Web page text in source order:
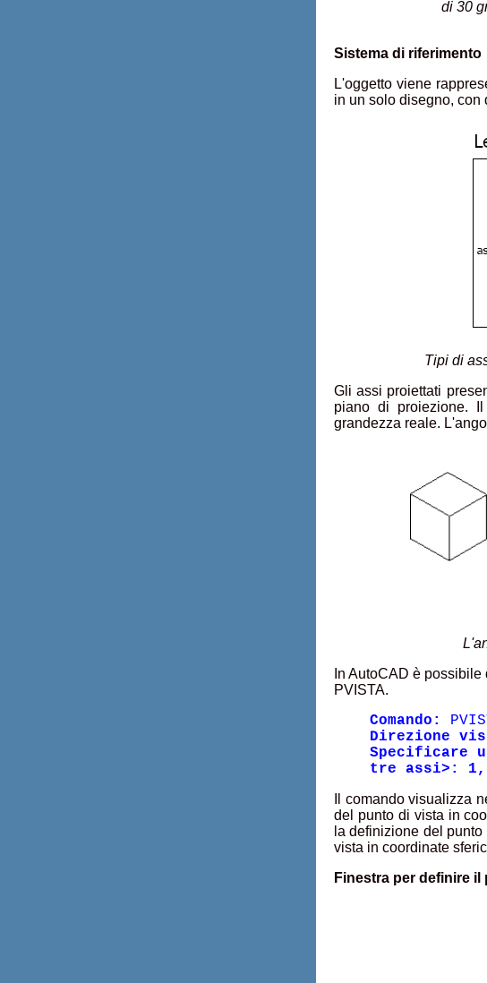
di 30
Sistema di riferimento
L'oggetto viene
in un solo disegno, con
Tipi di
Gli assi proiettati
piano di proiezione.
grandezza reale.
In AutoCAD è
PVISTA.
Comando:
Direzione
Specificare
tre assi>:
Il comando visualizza
del punto di vista in
la definizione del
vista in coordinate
Finestra per definire